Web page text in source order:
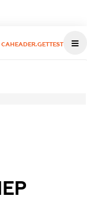
CAHEADER.GETTEST